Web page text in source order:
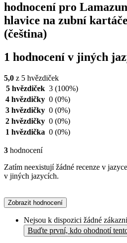
hodnocení pro
hlavice na zubní
(čeština)
1 hodnocení v jiných
5,0 z 5 hvězdiček
5 hvězdiček 3 (100%)
4 hvězdičky 0 (0%)
3 hvězdičky 0 (0%)
2 hvězdičky 0 (0%)
1 hvězdička 0 (0%)
3 hodnocení
Zatím neexistují žádné recenze v
v jiných jazycích.
Zobrazit hodnocení
Nejsou k dispozici žádné
Buďte první, kdo ohodnotí